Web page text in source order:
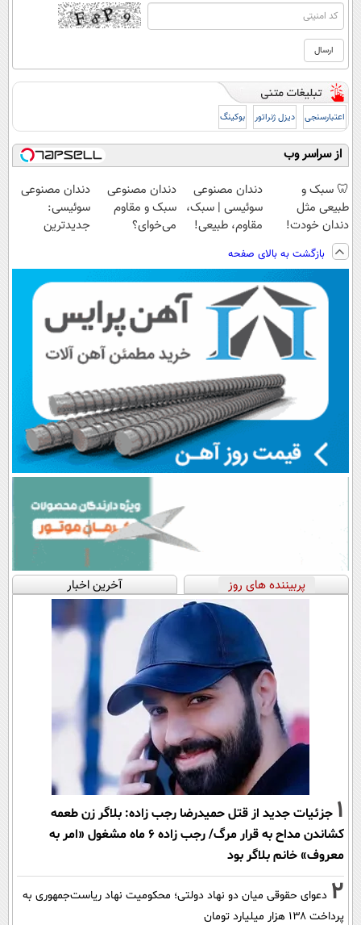
اعتبارسنجی دیزل ژنراتور بوکینگ
از سراسر وب
🦷 سبک و
طبیعی مثل
دندان خودت!
نصب آسان و
پرداخت اقساطی
💳 📍 تهران
دندان مصنوعی
سوئیسی | سبک،
مقاوم، طبیعی!
رایگان+پرداخت
اقساطی😍
دندان مصنوعی
سبک و مقاوم
می‌خوای؟
📍تهران
دندان مصنوعی
سوئیسی:
جدیدترین
پرداخت قسطی
بازگشت به بالای صفحه
پربیننده های روز آخرین اخبار
1 جزئیات جدید از قتل حمیدرضا رجب زاده: بلاگر زن طعمه
کشاندن مداح به قرار مرگ/ رجب زاده 6 ماه مشغول «امر به
معروف» خانم بلاگر بود
2 دعوای حقوقی میان دو نهاد دولتی؛ محکومیت نهاد ریاست‌جمهوری به
پرداخت ۱۳۸ هزار میلیارد تومان